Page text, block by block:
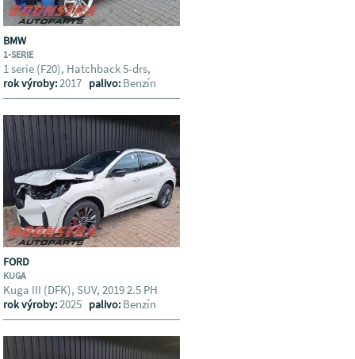
BMW
1-SERIE
1 serie (F20), Hatchback 5-drs,
rok výroby:2017 palivo: Benzín
FORD
KUGA
Kuga III (DFK), SUV, 2019 2.5 PH
rok výroby:2025 palivo: Benzín